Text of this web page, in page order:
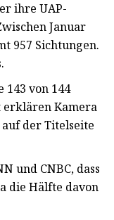
ihre UAP-
Januar
957 Sichtungen.
143 von 144
erklären Kamera
der Titelseite
und CNBC, dass
die Hälfte davon